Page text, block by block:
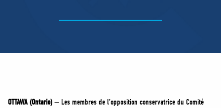
À PROPOS
ADHÉREZ
OTTAWA (Ontario) — Les membres de l’opposition conservatrice du Comité